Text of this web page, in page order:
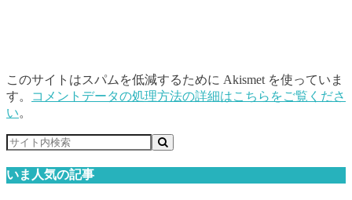
このサイトはスパムを低減するために Akismet を使っていま
す。
コメントデータの処理方法の詳細はこちらをご覧くださ
い。
いま人気の記事